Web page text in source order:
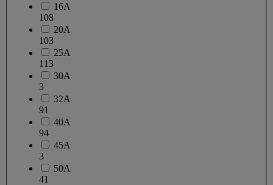
16A
108
20A
103
25A
113
30A
3
32A
91
40A
94
45A
3
50A
41